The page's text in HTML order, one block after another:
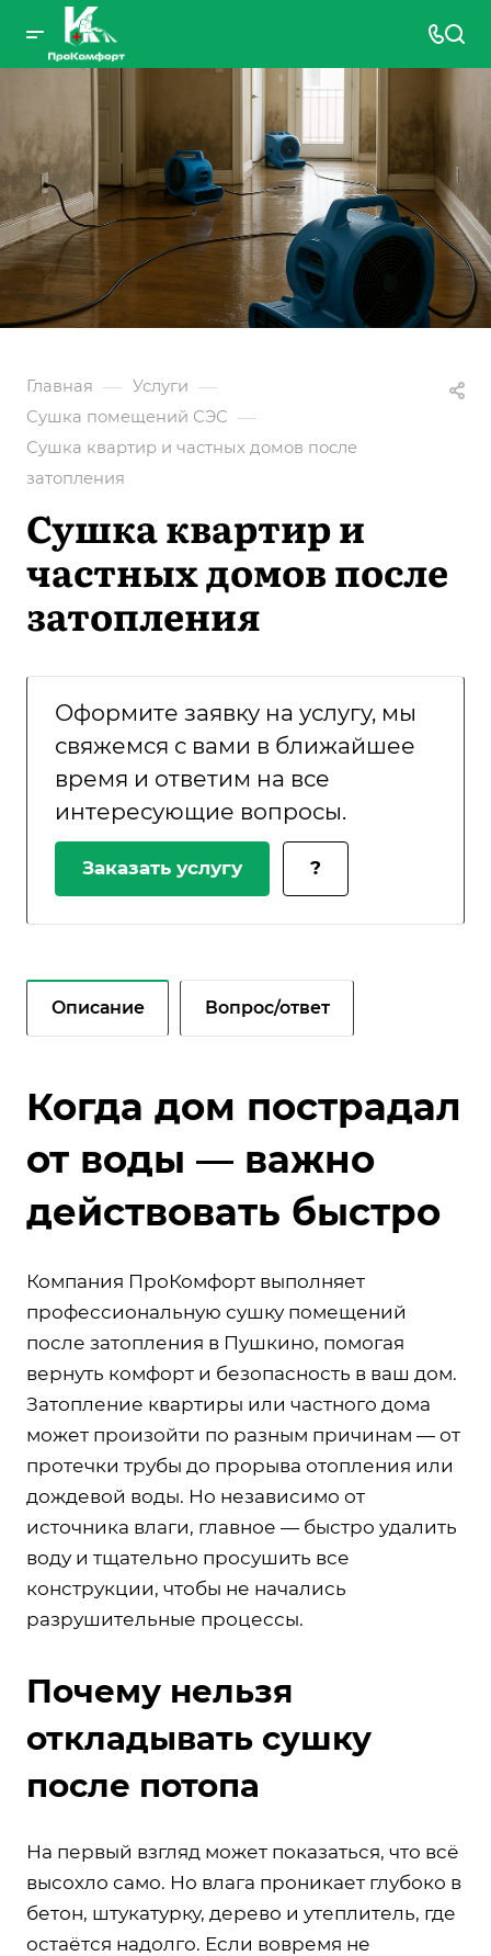
Главная — Услуги —
Сушка помещений СЭС —
Сушка квартир и частных домов после
затопления
Сушка квартир и
частных домов после
затопления
Оформите заявку на услугу, мы
свяжемся с вами в ближайшее
время и ответим на все
интересующие вопросы.
Заказать услугу ?
Описание Вопрос/ответ
Когда дом пострадал
от воды — важно
действовать быстро
Компания ПроКомфорт выполняет
профессиональную сушку помещений
после затопления в Пушкино, помогая
вернуть комфорт и безопасность в ваш дом.
Затопление квартиры или частного дома
может произойти по разным причинам — от
протечки трубы до прорыва отопления или
дождевой воды. Но независимо от
источника влаги, главное — быстро удалить
воду и тщательно просушить все
конструкции, чтобы не начались
разрушительные процессы.
Почему нельзя
откладывать сушку
после потопа
На первый взгляд может показаться, что всё
высохло само. Но влага проникает глубоко в
бетон, штукатурку, дерево и утеплитель, где
остаётся надолго. Если вовремя не